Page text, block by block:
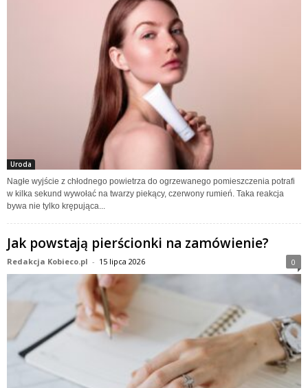
Uroda
Nagłe wyjście z chłodnego powietrza do ogrzewanego pomieszczenia potrafi
w kilka sekund wywołać na twarzy piekący, czerwony rumień. Taka reakcja
bywa nie tylko krępująca...
Jak powstają pierścionki na zamówienie?
Redakcja Kobieco.pl - 15 lipca 2026 0